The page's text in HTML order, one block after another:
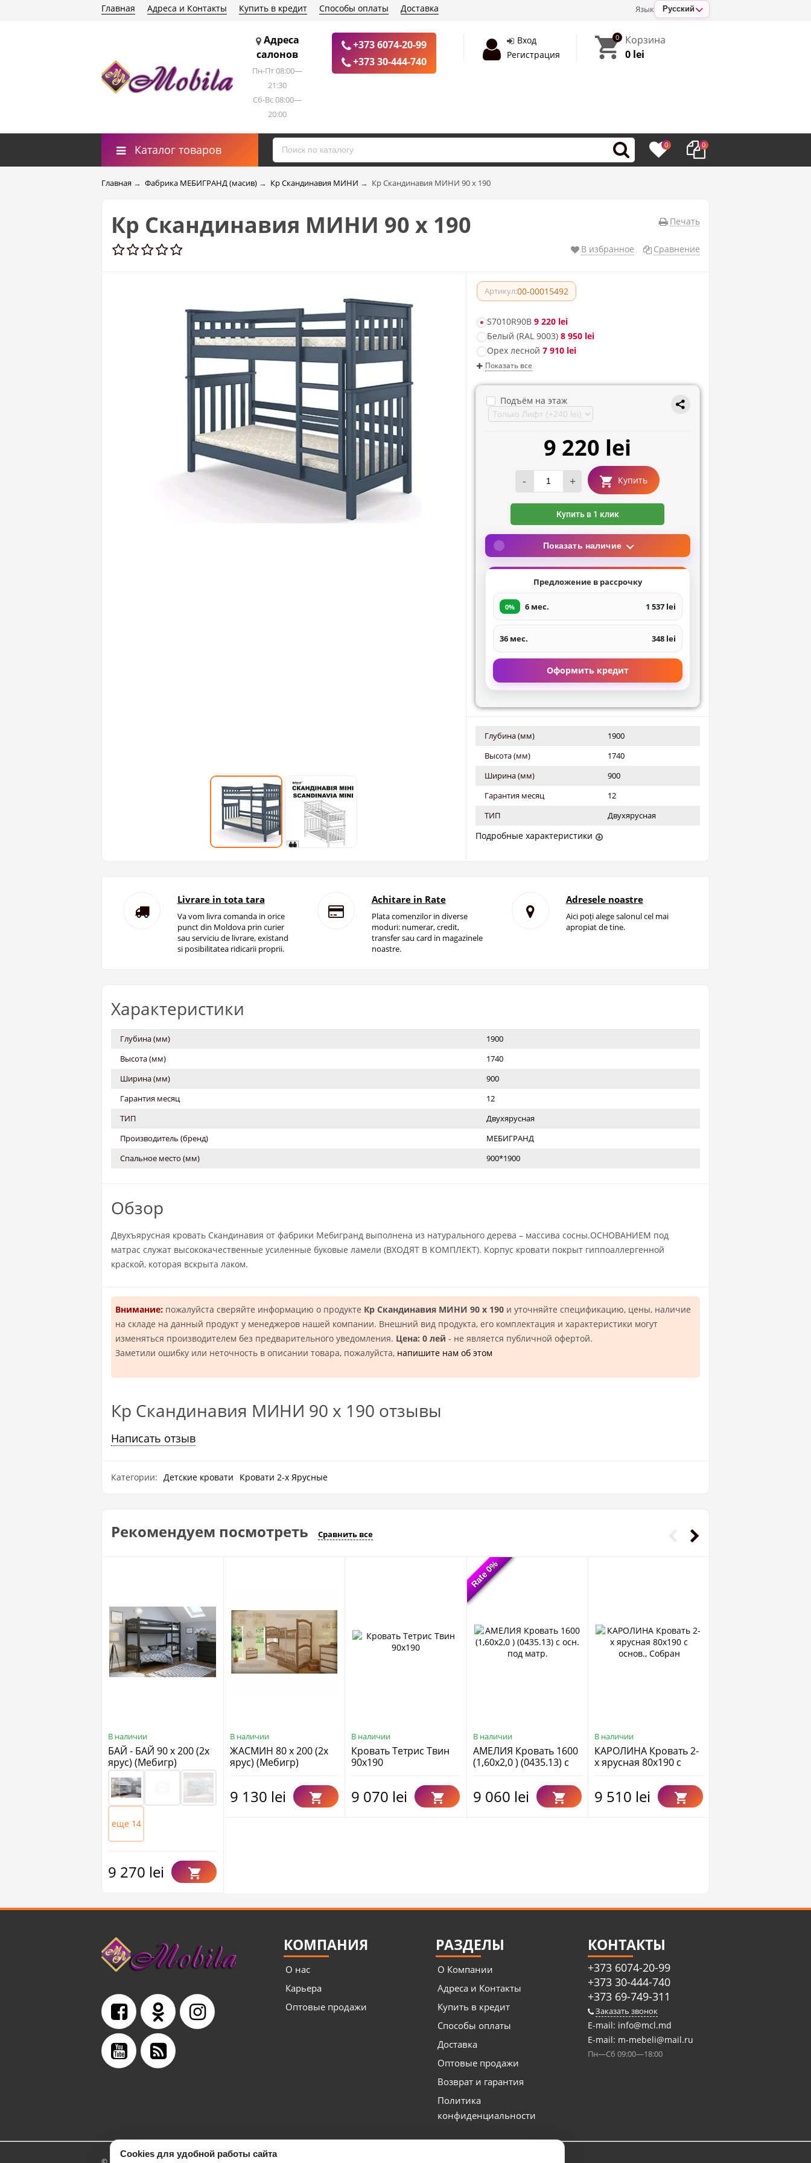
Язык Русский
Главная Адреса и Контакты Купить в кредит Способы оплаты Доставка
Адреса
салонов
Пн-Пт 08:00—
21:30
Сб-Вс 08:00—
20:00
+373 6074-20-99
+373 30-444-740
Вход
Регистрация
0
Корзина
0 lei
Каталог товаров 0 0
Главная → Фабрика МЕБИГРАНД (масив) → Кр Скандинавия МИНИ → Кр Скандинавия МИНИ 90 х 190
Печать
Кр Скандинавия МИНИ 90 х 190
В избранное Сравнение
Артикул:00-00015492
S7010R90B 9 220 lei
Белый (RAL 9003) 8 950 lei
Орех лесной 7 910 lei
Показать все
Подъём на этаж
9 220 lei
- + Купить
Купить в 1 клик
Показать наличие
Предложение в рассрочку
0% 6 мес. 1 537 lei
36 мес. 348 lei
Оформить кредит
Глубина (мм)
1900
Высота (мм)
1740
Ширина (мм)
900
Гарантия месяц
12
ТИП
Двухярусная
Подробные характеристики
Livrare in tota tara
Va vom livra comanda in orice
punct din Moldova prin curier
sau serviciu de livrare, existand
si posibilitatea ridicarii proprii.
Achitare in Rate
Plata comenzilor in diverse
moduri: numerar, credit,
transfer sau card in magazinele
noastre.
Adresele noastre
Aici poți alege salonul cel mai
apropiat de tine.
Характеристики
Глубина (мм)
1900
Высота (мм)
1740
Ширина (мм)
900
Гарантия месяц
12
ТИП
Двухярусная
Производитель (бренд)
МЕБИГРАНД
Спальное место (мм)
900*1900
Обзор
Двухъярусная кровать Скандинавия от фабрики Мебигранд выполнена из натурального дерева – массива сосны.ОСНОВАНИЕМ под
матрас служат высококачественные усиленные буковые ламели (ВХОДЯТ В КОМПЛЕКТ). Корпус кровати покрыт гиппоаллергенной
краской, которая вскрыта лаком.
Внимание: пожалуйста сверяйте информацию о продукте Кр Скандинавия МИНИ 90 х 190 и уточняйте спецификацию, цены, наличие
на складе на данный продукт у менеджеров нашей компании. Внешний вид продукта, его комплектация и характеристики могут
изменяться производителем без предварительного уведомления. Цена: 0 лей - не является публичной офертой.
Заметили ошибку или неточность в описании товара, пожалуйста, напишите нам об этом
Кр Скандинавия МИНИ 90 х 190 отзывы
Написать отзыв
Категории: Детские кровати Кровати 2-х Ярусные
Рекомендуем посмотреть Сравнить все
В наличии
БАЙ - БАЙ 90 х 200 (2х
ярус) (Mебигр)
еще 14
9 270 lei
В наличии
ЖАСМИН 80 х 200 (2х
ярус) (Mебигр)
9 130 lei
В наличии
Кровать Тетрис Твин
90х190
9 070 lei
В наличии
АМЕЛИЯ Кровать 1600
(1,60х2,0 ) (0435.13) с
9 060 lei
Rate 0%
Rate 0%
В наличии
КАРОЛИНА Кровать 2-
х ярусная 80x190 с
9 510 lei
КОМПАНИЯ
О нас
Карьера
Оптовые продажи
РАЗДЕЛЫ
О Компании
Адреса и Контакты
Купить в кредит
Способы оплаты
Доставка
Оптовые продажи
Возврат и гарантия
Политика
конфиденциальности
КОНТАКТЫ
+373 6074-20-99
+373 30-444-740
+373 69-749-311
Заказать звонок
E-mail: info@mcl.md
E-mail: m-mebeli@mail.ru
Пн—Сб 09:00—18:00
Cookies для удобной работы сайта